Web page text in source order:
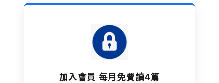
加入會員 每月免費讀4篇